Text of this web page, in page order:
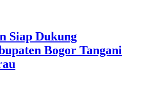
Siap Dukung
Bogor Tangani